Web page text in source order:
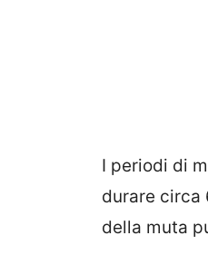
I periodi di
durare circa
della muta